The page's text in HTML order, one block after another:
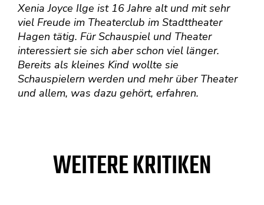
Xenia Joyce Ilge ist 16 Jahre alt und mit sehr
viel Freude im Theaterclub im Stadttheater
Hagen tätig. Für Schauspiel und Theater
interessiert sie sich aber schon viel länger.
Bereits als kleines Kind wollte sie
Schauspielern werden und mehr über Theater
und allem, was dazu gehört, erfahren.
WEITERE KRITIKEN